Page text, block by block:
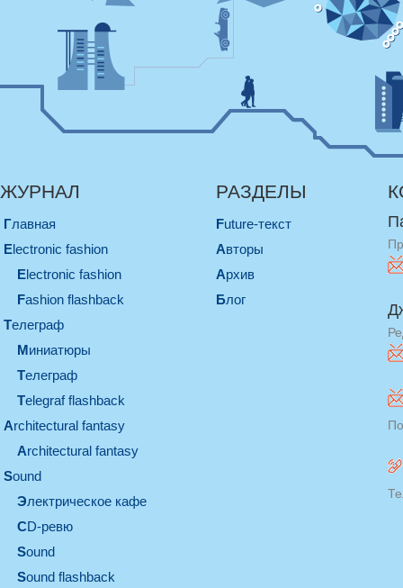
ЖУРНАЛ
Главная
electronic fashion
electronic fashion
Fashion flashback
телеграф
миниатюры
телеграф
Telegraf flashback
architectural fantasy
architectural fantasy
sound
электрическое кафе
CD-ревю
sound
Sound flashback
РАЗДЕЛЫ
Future-текст
Авторы
Архив
Блог